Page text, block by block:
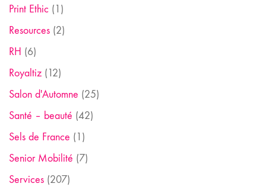
Print Ethic (1)
Resources (2)
RH (6)
Royaltiz (12)
Salon d'Automne (25)
Santé – beauté (42)
Sels de France (1)
Senior Mobilité (7)
Services (207)